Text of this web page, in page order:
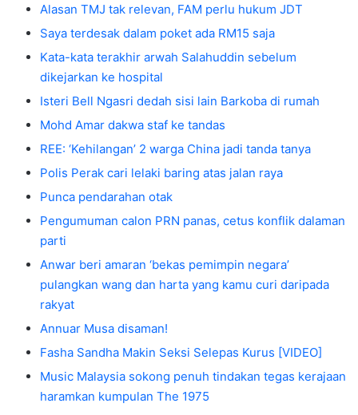
Alasan TMJ tak relevan, FAM perlu hukum JDT
Saya terdesak dalam poket ada RM15 saja
Kata-kata terakhir arwah Salahuddin sebelum
dikejarkan ke hospital
Isteri Bell Ngasri dedah sisi lain Barkoba di rumah
Mohd Amar dakwa staf ke tandas
REE: ‘Kehilangan’ 2 warga China jadi tanda tanya
Polis Perak cari lelaki baring atas jalan raya
Punca pendarahan otak
Pengumuman calon PRN panas, cetus konflik dalaman
parti
Anwar beri amaran ‘bekas pemimpin negara’
pulangkan wang dan harta yang kamu curi daripada
rakyat
Annuar Musa disaman!
Fasha Sandha Makin Seksi Selepas Kurus [VIDEO]
Music Malaysia sokong penuh tindakan tegas kerajaan
haramkan kumpulan The 1975